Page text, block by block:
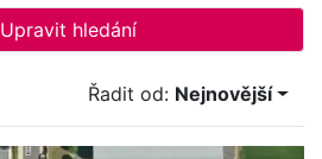
Upravit hledání
Řadit od: Nejnovější